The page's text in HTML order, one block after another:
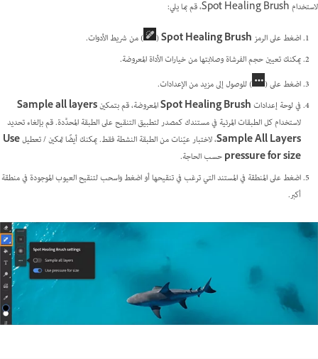
لاستخدام Spot Healing Brush، قم بما يلي:
اضغط على الرمزSpot Healing Brush
(
) من شريط الأدوات.
يمكنك تعيين حجم الفرشاة وصلابتها من خيارات الأداة المعروضة.
اضغط على (
) للوصول إلى مزيد من الإعدادات.
في لوحة إعداداتSpot Healing Brushالمعروضة، قم بتمكينSample all layers
لاستخدام كل الطبقات المرئية في مستندك كمصدر لتطبيق التنقيح على الطبقة المحدَّدة. قم بإلغاء تحديد
Sample All Layers، لاختبار عيّنات من الطبقة النشطة فقط. يمكنك أيضًا تمكين / تعطيلUse
pressure for sizeحسب الحاجة.
اضغط على المنطقة في المستند التي ترغب في تنقيحها أو اضغط واسحب لتنقيح العيوب الموجودة في منطقة
أكبر.